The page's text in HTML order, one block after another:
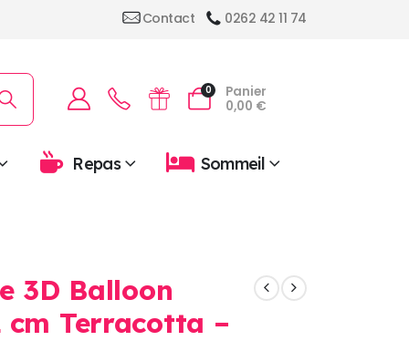
Contact 0262 42 11 74
0
Panier
0,00 €
Repas Sommeil
3D Balloon
cm Terracotta –